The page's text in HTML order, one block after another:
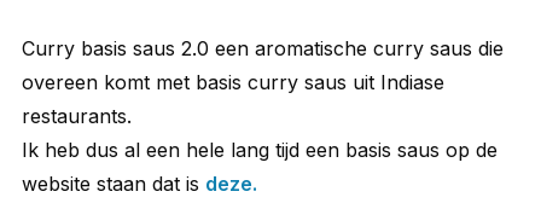
Curry basis saus 2.0 een aromatische curry saus die
overeen komt met basis curry saus uit Indiase
restaurants.
Ik heb dus al een hele lang tijd een basis saus op de
website staan dat is deze.